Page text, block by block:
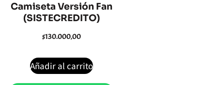
Camiseta Versión Fan
(SISTECREDITO)
$130.000,00
Añadir al carrito